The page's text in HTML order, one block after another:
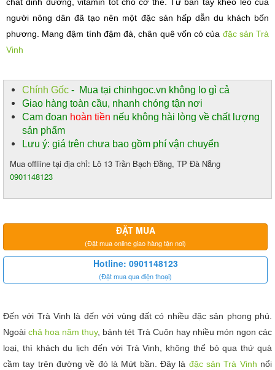
người nông dân đã tạo nên một đặc sản hấp dẫn du khách bốn
phương. Mang đậm tính đậm đà, chân quê vốn có của đặc sản Trà
Vinh
Chính Gốc - Mua tại chinhgoc.vn không lo gì cả
Giao hàng toàn cầu, nhanh chóng tận nơi
Cam đoan hoàn tiền nếu không hài lòng về chất lượng
sản phẩm
Lưu ý: giá trên chưa bao gồm phí vận chuyển
Mua offliine tại địa chỉ: Lô 13 Trần Bạch Đằng, TP Đà Nẵng
0901148123
ĐẶT MUA
(Đặt mua online giao hàng tận nơi)
Hotline: 0901148123
(Đặt mua qua điện thoại)
Đến với Trà Vinh là đến với vùng đất có nhiều đặc sản phong phú.
Ngoài chả hoa năm thụy, bánh tét Trà Cuôn hay nhiều món ngon các
loại, thì khách du lịch đến với Trà Vinh, không thể bỏ qua thứ quà
cầm tay trên đường về đó là Mứt bần. Đây là đặc sản Trà Vinh nổi